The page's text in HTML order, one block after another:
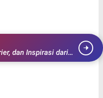
dan Inspirasi dari